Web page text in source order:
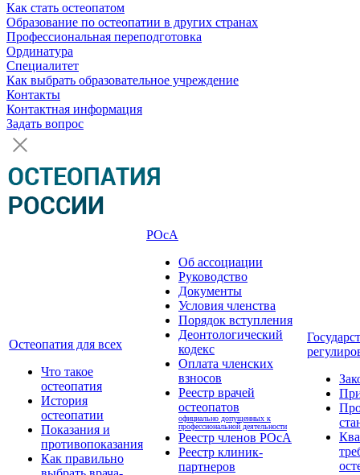
Как стать остеопатом
Образование по остеопатии в других странах
Профессиональная переподготовка
Ординатура
Специалитет
Как выбрать образовательное учреждение
Контакты
Контактная информация
Задать вопрос
Остеопатия для всех
Что такое
остеопатия
История
остеопатии
Показания и
противопоказания
Как правильно
РОсА
Об ассоциации
Руководство
Документы
Условия членства
Порядок вступления
Деонтологический
кодекс
Оплата членских
взносов
Реестр врачей
остеопатов
официально допущенных к
профессиональной деятельности
Реестр членов РОсА
Реестр клиник-
партнеров